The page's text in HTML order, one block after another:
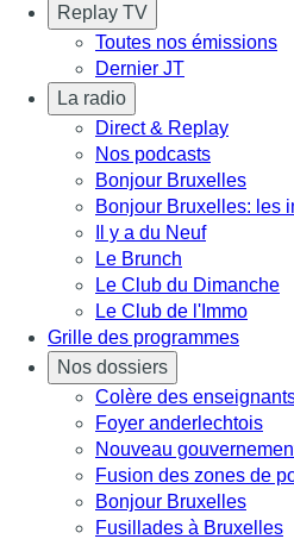
Replay TV
Toutes nos émissions
Dernier JT
La radio
Direct & Replay
Nos podcasts
Bonjour Bruxelles
Bonjour Bruxelles: les
Il y a du Neuf
Le Brunch
Le Club du Dimanche
Le Club de l'Immo
Grille des programmes
Nos dossiers
Colère des
Foyer anderlechtois
Nouveau
Fusion des zones de
Bonjour Bruxelles
Fusillades à Bruxelles